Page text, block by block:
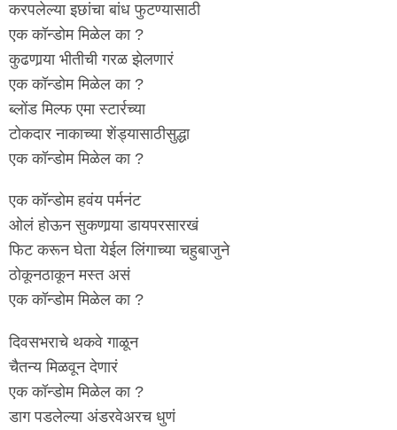
करपलेल्या इछांचा बांध फुटण्यासाठी
एक कॉन्डोम मिळेल का ?
कुढणार्‍या भीतीची गरळ झेलणारं
एक कॉन्डोम मिळेल का ?
ब्लोंड मिल्फ एमा स्टार्रच्या
टोकदार नाकाच्या शेंड्यासाठीसुद्धा
एक कॉन्डोम मिळेल का ?
एक कॉन्डोम हवंय पर्मनंट
ओलं होऊन सुकणार्‍या डायपरसारखं
फिट करून घेता येईल लिंगाच्या चहुबाजुने
ठोकूनठाकून मस्त असं
एक कॉन्डोम मिळेल का ?
दिवसभराचे थकवे गाळून
चैतन्य मिळवून देणारं
एक कॉन्डोम मिळेल का ?
डाग पडलेल्या अंडरवेअरच धुणं